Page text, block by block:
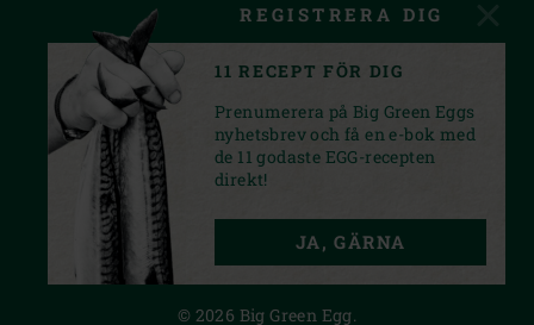
YOUTUBEINSTAGRAM
PRIVACY STATEMENT
© 2026 Big Green Egg.
REGISTRERA DIG
11 RECEPT FÖR DIG
Prenumerera på Big Green Eggs
nyhetsbrev och få en e-bok med
de 11 godaste EGG-recepten
direkt!
JA, GÄRNA